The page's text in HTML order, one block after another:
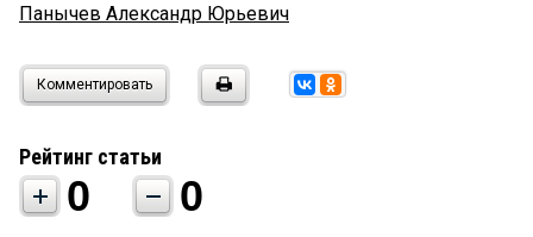
Панычев Александр Юрьевич
Комментировать
Рейтинг статьи
0 0